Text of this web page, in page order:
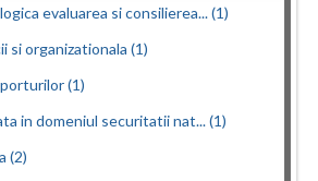
evaluarea si consilierea... (1)
si organizationala (1)
(1)
in domeniul securitatii nat... (1)
(2)